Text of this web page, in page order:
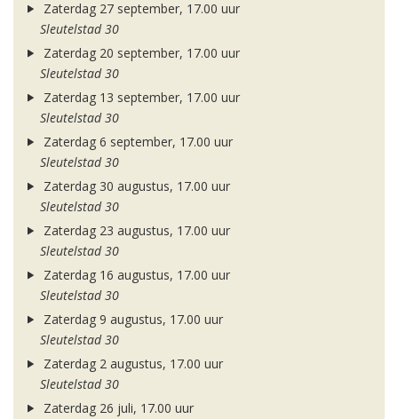
Zaterdag 27 september, 17.00 uur
Sleutelstad 30
Zaterdag 20 september, 17.00 uur
Sleutelstad 30
Zaterdag 13 september, 17.00 uur
Sleutelstad 30
Zaterdag 6 september, 17.00 uur
Sleutelstad 30
Zaterdag 30 augustus, 17.00 uur
Sleutelstad 30
Zaterdag 23 augustus, 17.00 uur
Sleutelstad 30
Zaterdag 16 augustus, 17.00 uur
Sleutelstad 30
Zaterdag 9 augustus, 17.00 uur
Sleutelstad 30
Zaterdag 2 augustus, 17.00 uur
Sleutelstad 30
Zaterdag 26 juli, 17.00 uur